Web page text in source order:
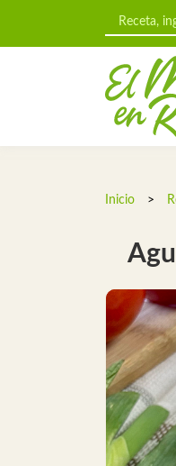
Inicio >